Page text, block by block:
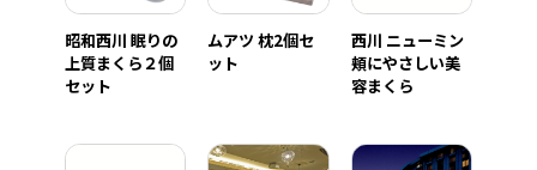
昭和西川 眠りの
上質まくら２個
セット
ムアツ 枕2個セ
ット
西川 ニューミン
頬にやさしい美
容まくら